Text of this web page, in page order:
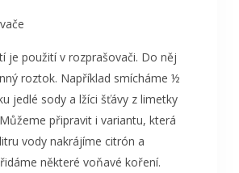
je použití v rozprašovači. Do něj
roztok. Například smícháme ½
jedlé sody a lžíci šťávy z limetky
připravit i variantu, která
vody nakrájíme citrón a
některé voňavé koření.